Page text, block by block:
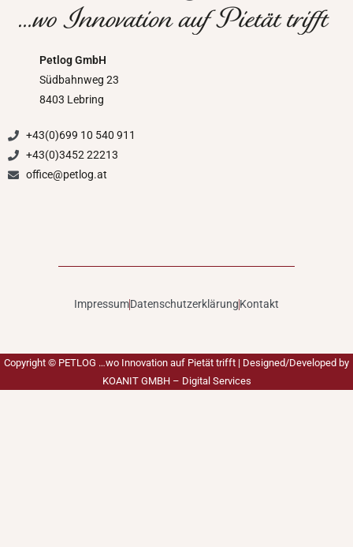
Petlog GmbH
Südbahnweg 23
8403 Lebring
+43(0)699 10 540 911
+43(0)3452 22213
office@petlog.at
ImpressumDatenschutzerklärungKontakt
Copyright © PETLOG …wo Innovation auf Pietät trifft | Designed/Developed by
KOANIT GMBH – Digital Services